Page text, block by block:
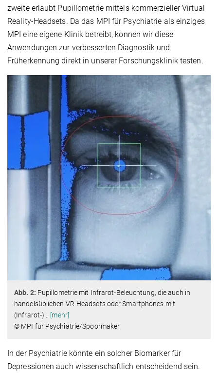
zweite erlaubt Pupillometrie mittels kommerzieller Virtual
Reality-Headsets. Da das MPI für Psychiatrie als einziges
MPI eine eigene Klinik betreibt, können wir diese
Anwendungen zur verbesserten Diagnostik und
Früherkennung direkt in unserer Forschungsklinik testen.
Abb. 2: Pupillometrie mit Infrarot-Beleuchtung, die auch in
handelsüblichen VR-Headsets oder Smartphones mit
(Infrarot-)
[mehr]
© MPI für Psychiatrie/Spoormaker
In der Psychiatrie könnte ein solcher Biomarker für
Depressionen auch wissenschaftlich entscheidend sein.